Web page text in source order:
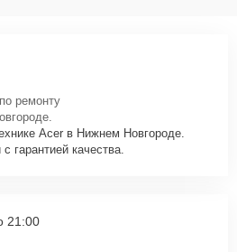
ремонту
Acer в Нижнем Новгороде.
гарантией качества.
21:00